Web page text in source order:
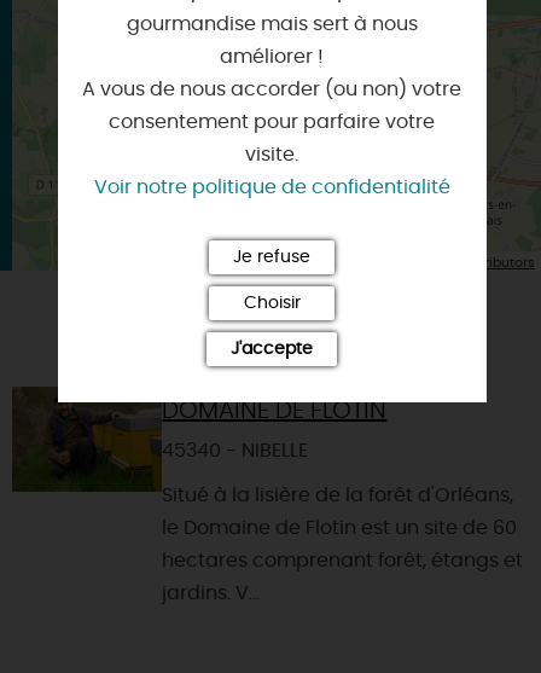
Itinéraire vers
BELLEGARDE
Leaflet| Map data © OpenStreetMap contributors
VOUS AIMEREZ AUSSI
DOMAINE DE FLOTIN
45340 - NIBELLE
Situé à la lisière de la forêt d'Orléans,
le Domaine de Flotin est un site de 60
hectares comprenant forêt, étangs et
jardins. V...
gourmandise mais sert à nous
améliorer !
A vous de nous accorder (ou non) votre
consentement pour parfaire votre
visite.
Voir notre politique de confidentialité
Je refuse
Choisir
J'accepte